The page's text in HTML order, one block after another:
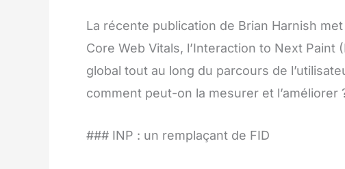
La récente publication de Brian Harnish
Core Web Vitals, l’Interaction to Next Paint
global tout au long du parcours de
comment peut-on la mesurer et l’améliorer
### INP : un remplaçant de FID